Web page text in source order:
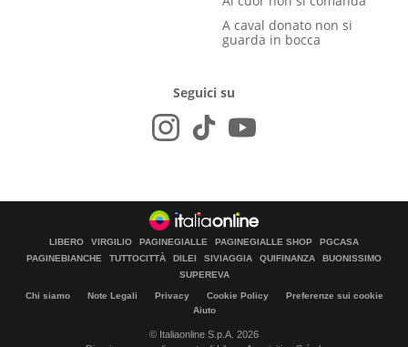
A caval donato non si
guarda in bocca
Seguici su
LIBERO VIRGILIO PAGINEGIALLE PAGINEGIALLE SHOP
PGCASA
PAGINEBIANCHE
TUTTOCITTÀ DILEI SIVIAGGIA QUIFINANZA
BUONISSIMO
SUPEREVA
Chi siamo Note Legali Privacy Cookie Policy
Preferenze sui cookie
Aiuto
© Italiaonline S.p.A. 2026